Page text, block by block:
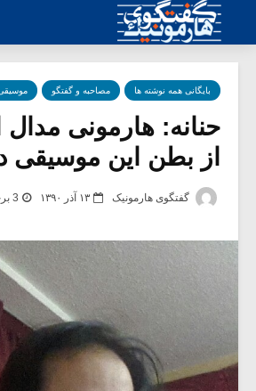
بایگانی همه نوشته ها مصاحبه و گفتگو
حنانه: هارمونی مدال
از بطن این موسیقی
گفتگوی هارمونیک ۱۳ آذر ۱۳۹۰ 3 برچسب -